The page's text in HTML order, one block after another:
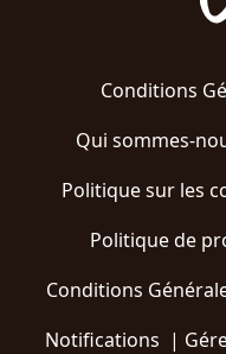
Conditions
Qui sommes-
Politique sur les
Politique de
Conditions
Notifications |